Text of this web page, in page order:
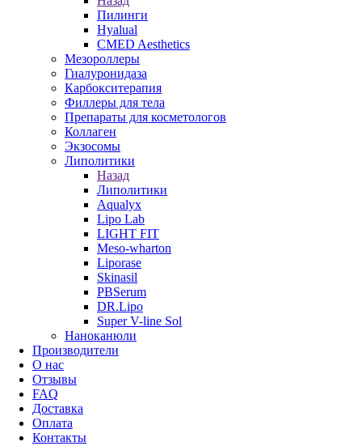
Пилинги
Hyalual
CMED Aesthetics
Мезороллеры
Гиалуронидаза
Карбокситерапия
Филлеры для тела
Препараты для косметологов
Коллаген
Экзосомы
Липолитики
Назад
Липолитики
Aqualyx
Lipo Lab
LIGHT FIT
Meso-wharton
Liporase
Skinasil
PBSerum
DR.Lipo
Super V-line Sol
Наноканюли
Производители
О нас
Отзывы
FAQ
Доставка
Оплата
Контакты